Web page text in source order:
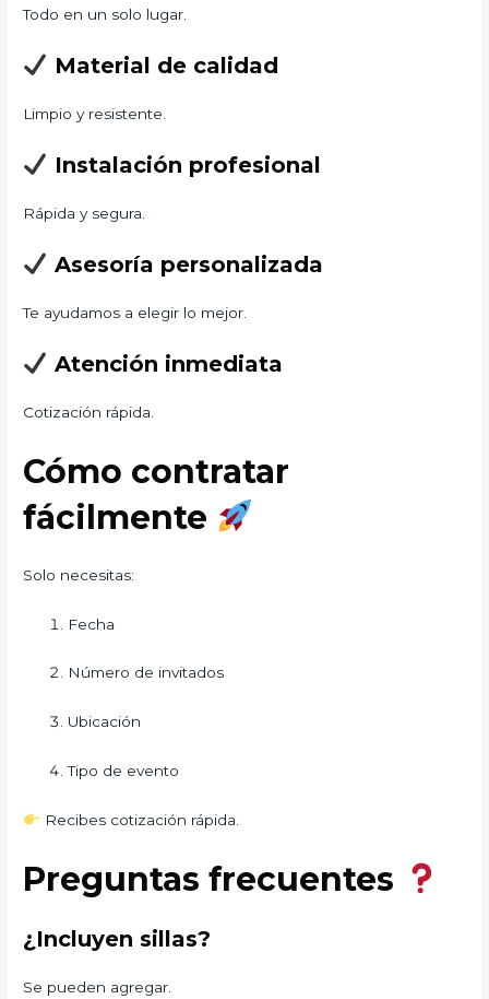
Todo en un solo lugar.
Material de calidad
Limpio y resistente.
Instalación profesional
Rápida y segura.
Asesoría personalizada
Te ayudamos a elegir lo mejor.
Atención inmediata
Cotización rápida.
Cómo contratar
fácilmente
Solo necesitas:
Fecha
Número de invitados
Ubicación
Tipo de evento
Recibes cotización rápida.
Preguntas frecuentes
¿Incluyen sillas?
Se pueden agregar.